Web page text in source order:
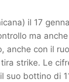
il 17
ma
con il
strike. Le
bottino di